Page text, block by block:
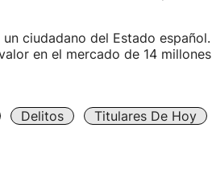
ciudadano del Estado español.
en el mercado de 14 millones
Delitos
Titulares De Hoy